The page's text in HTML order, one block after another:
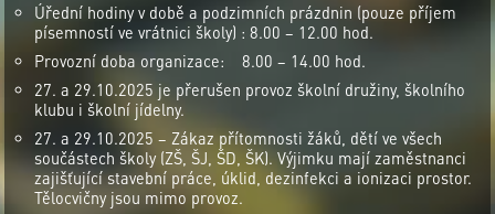
Úřední hodiny v době a podzimních prázdnin (pouze příjem
písemností ve vrátnici školy) : 8.00 – 12.00 hod.
Provozní doba organizace: 8.00 – 14.00 hod.
27. a 29.10.2025 je přerušen provoz školní družiny, školního
klubu i školní jídelny.
27. a 29.10.2025 – Zákaz přítomnosti žáků, dětí ve všech
součástech školy (ZŠ, ŠJ, ŠD, ŠK). Výjimku mají zaměstnanci
zajišťující stavební práce, úklid, dezinfekci a ionizaci prostor.
Tělocvičny jsou mimo provoz.